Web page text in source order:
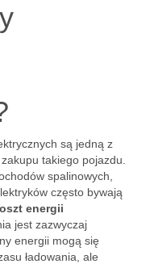
są jedną z
takiego pojazdu.
spalinowych,
często bywają
energii
jest zazwyczaj
energii mogą się
ładowania, ale